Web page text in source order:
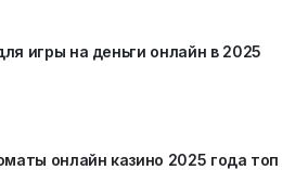
игры на деньги онлайн в 2025
онлайн казино 2025 года топ